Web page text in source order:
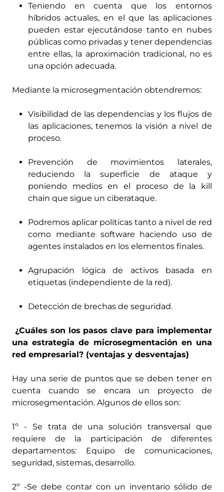
Teniendo en cuenta que los entornos
híbridos actuales, en el que las aplicaciones
pueden estar ejecutándose tanto en nubes
públicas como privadas y tener dependencias
entre ellas, la aproximación tradicional, no es
una opción adecuada.
Mediante la microsegmentación obtendremos:
Visibilidad de las dependencias y los flujos de
las aplicaciones, tenemos la visión a nivel de
proceso.
Prevención de movimientos laterales,
reduciendo la superficie de ataque y
poniendo medios en el proceso de la kill
chain que sigue un ciberataque.
Podremos aplicar políticas tanto a nivel de red
como mediante software haciendo uso de
agentes instalados en los elementos finales.
Agrupación lógica de activos basada en
etiquetas (independiente de la red).
Detección de brechas de seguridad.
¿Cuáles son los pasos clave para implementar
una estrategia de microsegmentación en una
red empresarial? (ventajas y desventajas)
Hay una serie de puntos que se deben tener en
cuenta cuando se encara un proyecto de
microsegmentación. Algunos de ellos son:
1º - Se trata de una solución transversal que
requiere de la participación de diferentes
departamentos: Equipo de comunicaciones,
seguridad, sistemas, desarrollo.
2º -Se debe contar con un inventario sólido de